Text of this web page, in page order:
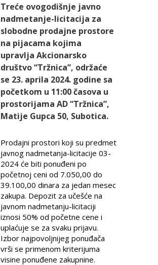
Treće ovogodišnje javno
nadmetanje-licitacija za
slobodne prodajne prostore
na pijacama kojima
upravlja Akcionarsko
društvo “Tržnica”, održaće
se 23. aprila 2024. godine sa
početkom u 11:00 časova u
prostorijama AD “Tržnica”,
Matije Gupca 50, Subotica.
Prodajni prostori koji su predmet
javnog nadmetanja-licitacije 03-
2024 će biti ponuđeni po
početnoj ceni od 7.050,00 do
39.100,00 dinara za jedan mesec
zakupa. Depozit za učešće na
javnom nadmetanju-licitaciji
iznosi 50% od početne cene i
uplaćuje se za svaku prijavu.
Izbor najpovoljnijeg ponuđača
vrši se primenom kriterijuma
visine ponuđene zakupnine.